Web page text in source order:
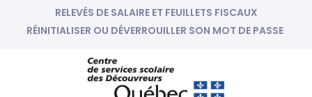
RELEVÉS DE SALAIRE ET FEUILLETS FISCAUX
RÉINITIALISER OU DÉVERROUILLER SON MOT DE PASSE